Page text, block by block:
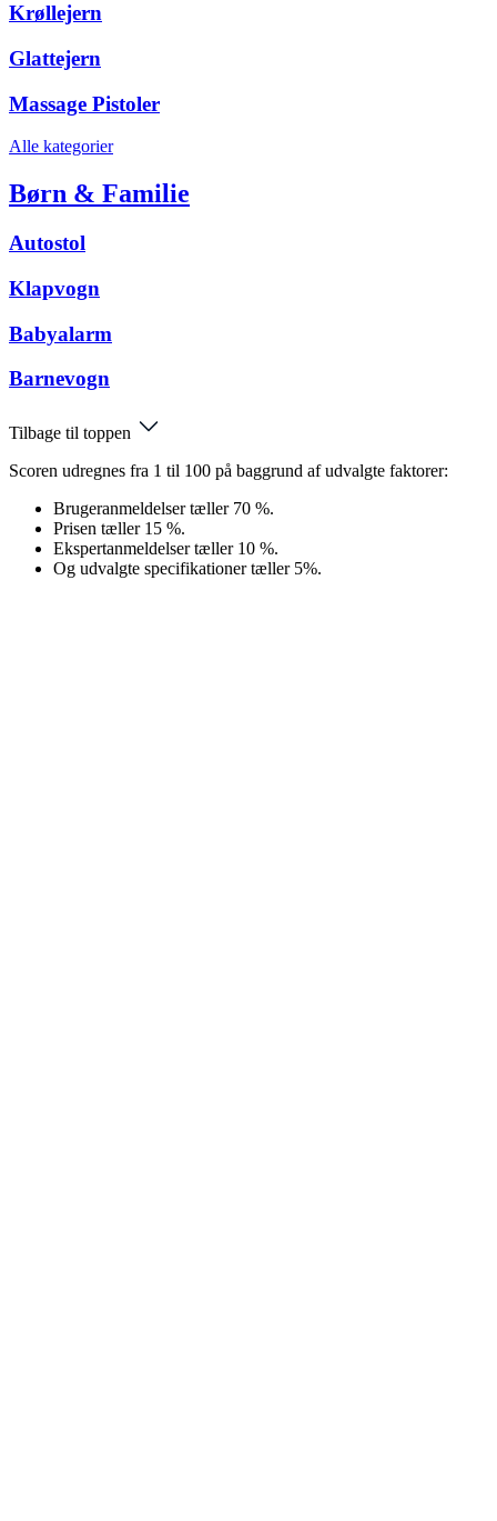
Krøllejern
Glattejern
Massage Pistoler
Alle kategorier
Børn & Familie
Autostol
Klapvogn
Babyalarm
Barnevogn
Tilbage til toppen
Scoren udregnes fra 1 til 100 på baggrund af udvalgte faktorer:
Brugeranmeldelser tæller 70 %.
Prisen tæller 15 %.
Ekspertanmeldelser tæller 10 %.
Og udvalgte specifikationer tæller 5%.